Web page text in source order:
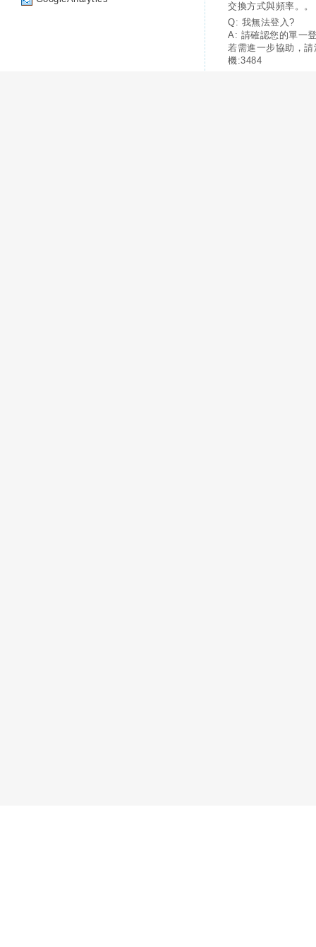
交換方式與頻率。。
Q: 我無法登入?
A: 請確認您的單一
若需進一步協助，
機:3484